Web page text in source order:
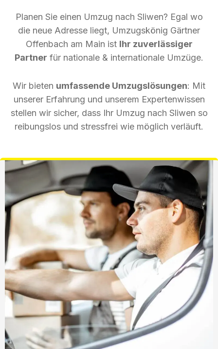
Planen Sie einen Umzug nach Sliwen? Egal wo
die neue Adresse liegt, Umzugskönig Gärtner
Offenbach am Main ist Ihr zuverlässiger
Partner für nationale & internationale Umzüge.
Wir bieten umfassende Umzugslösungen: Mit
unserer Erfahrung und unserem Expertenwissen
stellen wir sicher, dass Ihr Umzug nach Sliwen so
reibungslos und stressfrei wie möglich verläuft.